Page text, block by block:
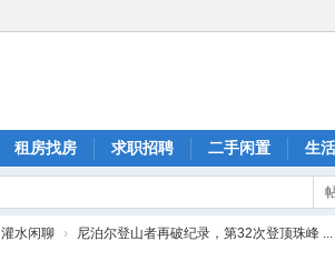
租房找房 求职招聘 二手闲置 生
灌水闲聊 › 尼泊尔登山者再破纪录，第32次登顶珠峰 ...